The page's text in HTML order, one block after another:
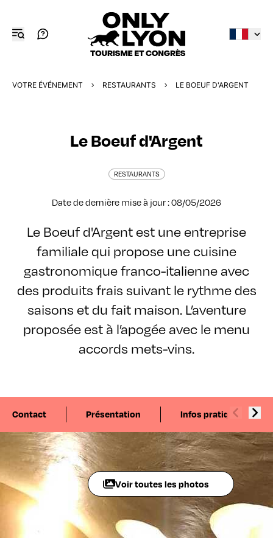
VOTRE ÉVÉNEMENT RESTAURANTS LE BOEUF D'ARGENT
Le Boeuf d'Argent
RESTAURANTS
Date de dernière mise à jour : 08/05/2026
Le Boeuf d'Argent est une entreprise
familiale qui propose une cuisine
gastronomique franco-italienne avec
des produits frais suivant le rythme des
saisons et du fait maison. L’aventure
proposée est à l’apogée avec le menu
accords mets-vins.
Contact Présentation Infos pratiques
Voir toutes les photos